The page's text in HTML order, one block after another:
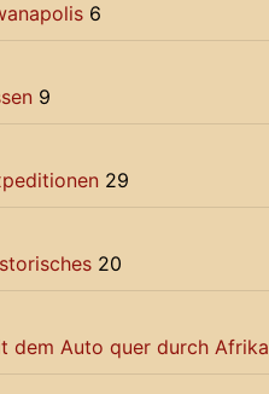
6
9
29
20
dem Auto quer durch Afrika